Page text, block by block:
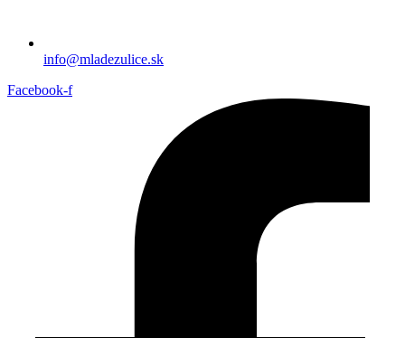
info@mladezulice.sk
Facebook-f